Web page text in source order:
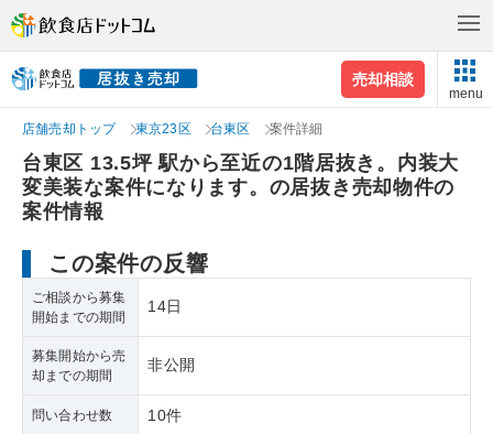
売却相談
menu
店舗売却トップ 東京23区 台東区 案件詳細
台東区 13.5坪 駅から至近の1階居抜き。内装大
変美装な案件になります。の居抜き売却物件の
案件情報
この案件の反響
ご相談から募集
開始までの期間
14日
募集開始から売
却までの期間
非公開
問い合わせ数 10件